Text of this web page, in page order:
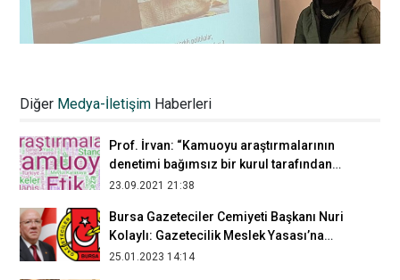
Diğer Medya-İletişim Haberleri
düşürüldü
10.01.2026 19:46
Prof. İrvan: “Kamuoyu araştırmalarının
denetimi bağımsız bir kurul tarafından
yapılmalı”
23.09.2021 21:38
Bursa Gazeteciler Cemiyeti Başkanı Nuri
Kolaylı: Gazetecilik Meslek Yasası’na
acilen ihtiyaç var
25.01.2023 14:14